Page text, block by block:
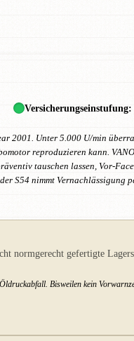
2001. Unter 5.000 U/min
reproduzieren kann.
tauschen lassen, Vor-
S54 nimmt Vernachlässigung
normgerecht gefertigte
Bisweilen kein